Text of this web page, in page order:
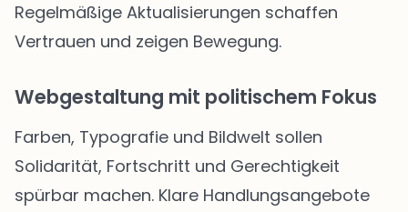
Regelmäßige Aktualisierungen schaffen
Vertrauen und zeigen Bewegung.
Webgestaltung mit politischem Fokus
Farben, Typografie und Bildwelt sollen
Solidarität, Fortschritt und Gerechtigkeit
spürbar machen. Klare Handlungsangebote